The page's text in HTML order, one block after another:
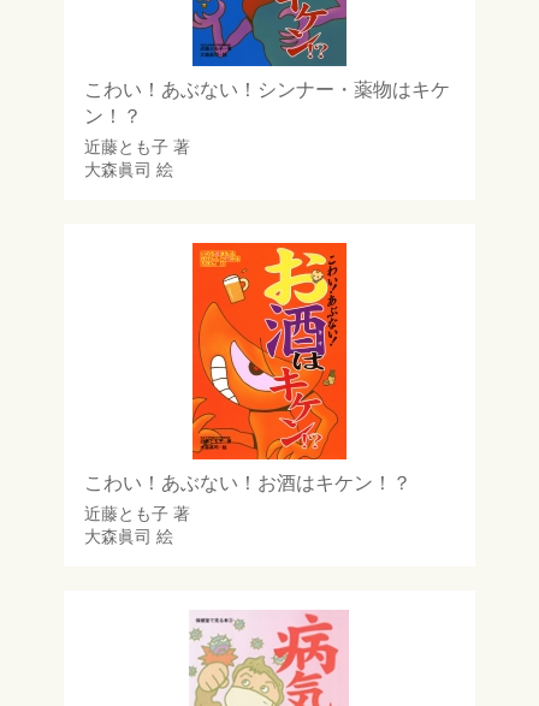
こわい！あぶない！シンナー・薬物はキケ
ン！？
近藤とも子著
大森眞司 絵
こわい！あぶない！お酒はキケン！？
近藤とも子著
大森眞司 絵